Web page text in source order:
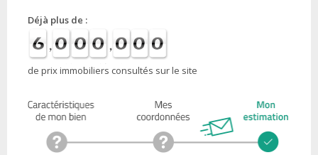
Déjà plus de :
de prix immobiliers consultés sur le site